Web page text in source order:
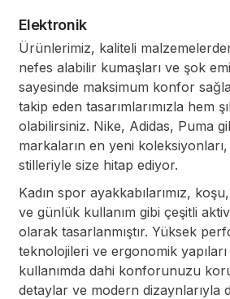
Elektronik
Ürünlerimiz, kaliteli
nefes alabilir kumaşları ve şok
sayesinde maksimum konfor
takip eden tasarımlarımızla hem
olabilirsiniz. Nike, Adidas, Puma
markaların en yeni
stilleriyle size hitap ediyor.
Kadın spor ayakkabılarımız,
ve günlük kullanım gibi çeşitli
olarak tasarlanmıştır. Yüksek
teknolojileri ve ergonomik
kullanımda dahi konforunuzu
detaylar ve modern dizaynlarıyla